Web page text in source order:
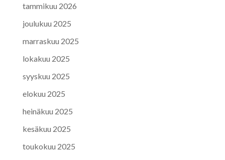
tammikuu 2026
joulukuu 2025
marraskuu 2025
lokakuu 2025
syyskuu 2025
elokuu 2025
heinäkuu 2025
kesäkuu 2025
toukokuu 2025